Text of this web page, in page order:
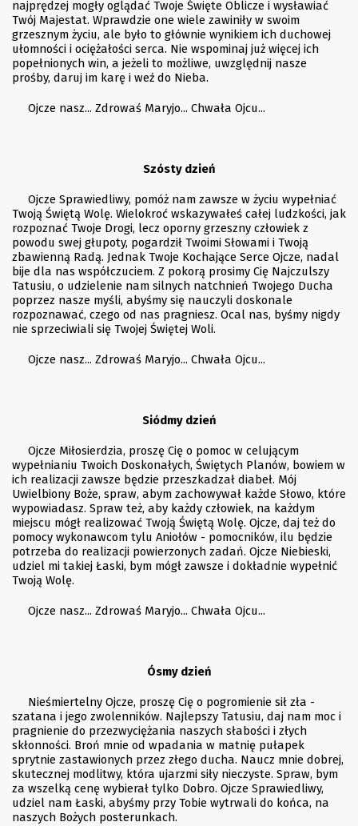
najprędzej mogły oglądać Twoje Święte Oblicze i wysławiać
Twój Majestat. Wprawdzie one wiele zawiniły w swoim
grzesznym życiu, ale było to głównie wynikiem ich duchowej
ułomności i ociężałości serca. Nie wspominaj już więcej ich
popełnionych win, a jeżeli to możliwe, uwzględnij nasze
prośby, daruj im karę i weź do Nieba.
Ojcze nasz... Zdrowaś Maryjo... Chwała Ojcu...
Szósty dzień
Ojcze Sprawiedliwy, pomóż nam zawsze w życiu wypełniać
Twoją Świętą Wolę. Wielokroć wskazywałeś całej ludzkości, jak
rozpoznać Twoje Drogi, lecz oporny grzeszny człowiek z
powodu swej głupoty, pogardził Twoimi Słowami i Twoją
zbawienną Radą. Jednak Twoje Kochające Serce Ojcze, nadal
bije dla nas współczuciem. Z pokorą prosimy Cię Najczulszy
Tatusiu, o udzielenie nam silnych natchnień Twojego Ducha
poprzez nasze myśli, abyśmy się nauczyli doskonale
rozpoznawać, czego od nas pragniesz. Ocal nas, byśmy nigdy
nie sprzeciwiali się Twojej Świętej Woli.
Ojcze nasz... Zdrowaś Maryjo... Chwała Ojcu...
Siódmy dzień
Ojcze Miłosierdzia, proszę Cię o pomoc w celującym
wypełnianiu Twoich Doskonałych, Świętych Planów, bowiem w
ich realizacji zawsze będzie przeszkadzał diabeł. Mój
Uwielbiony Boże, spraw, abym zachowywał każde Słowo, które
wypowiadasz. Spraw też, aby każdy człowiek, na każdym
miejscu mógł realizować Twoją Świętą Wolę. Ojcze, daj też do
pomocy wykonawcom tylu Aniołów - pomocników, ilu będzie
potrzeba do realizacji powierzonych zadań. Ojcze Niebieski,
udziel mi takiej Łaski, bym mógł zawsze i dokładnie wypełnić
Twoją Wolę.
Ojcze nasz... Zdrowaś Maryjo... Chwała Ojcu...
Ósmy dzień
Nieśmiertelny Ojcze, proszę Cię o pogromienie sił zła -
szatana i jego zwolenników. Najlepszy Tatusiu, daj nam moc i
pragnienie do przezwyciężania naszych słabości i złych
skłonności. Broń mnie od wpadania w matnię pułapek
sprytnie zastawionych przez złego ducha. Naucz mnie dobrej,
skutecznej modlitwy, która ujarzmi siły nieczyste. Spraw, bym
za wszelką cenę wybierał tylko Dobro. Ojcze Sprawiedliwy,
udziel nam Łaski, abyśmy przy Tobie wytrwali do końca, na
naszych Bożych posterunkach.